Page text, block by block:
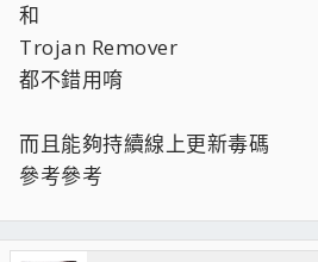
和
Trojan Remover
都不錯用唷
而且能夠持續線上更新毒碼
參考參考